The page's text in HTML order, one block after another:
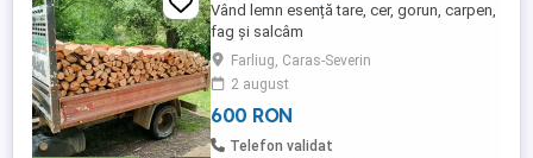
Vând lemn esență tare, cer, gorun, carpen,
fag și salcâm
Farliug, Caras-Severin
2 august
600 RON
Telefon validat